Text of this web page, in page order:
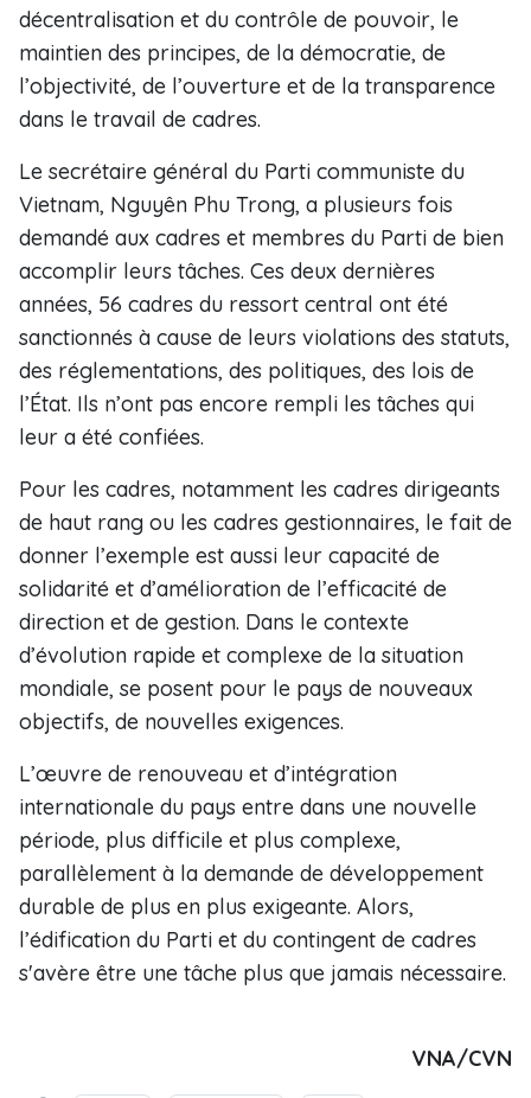
décentralisation et du contrôle de pouvoir, le
maintien des principes, de la démocratie, de
l’objectivité, de l’ouverture et de la transparence
dans le travail de cadres.
Le secrétaire général du Parti communiste du
Vietnam, Nguyên Phu Trong, a plusieurs fois
demandé aux cadres et membres du Parti de bien
accomplir leurs tâches. Ces deux dernières
années, 56 cadres du ressort central ont été
sanctionnés à cause de leurs violations des statuts,
des réglementations, des politiques, des lois de
l’État. Ils n’ont pas encore rempli les tâches qui
leur a été confiées.
Pour les cadres, notamment les cadres dirigeants
de haut rang ou les cadres gestionnaires, le fait de
donner l’exemple est aussi leur capacité de
solidarité et d’amélioration de l’efficacité de
direction et de gestion. Dans le contexte
d’évolution rapide et complexe de la situation
mondiale, se posent pour le pays de nouveaux
objectifs, de nouvelles exigences.
L’œuvre de renouveau et d’intégration
internationale du pays entre dans une nouvelle
période, plus difficile et plus complexe,
parallèlement à la demande de développement
durable de plus en plus exigeante. Alors,
l’édification du Parti et du contingent de cadres
s'avère être une tâche plus que jamais nécessaire.
VNA/CVN